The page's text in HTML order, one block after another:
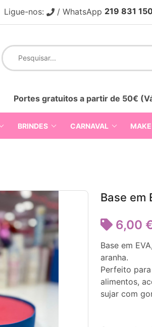
Ligue-nos: / WhatsApp 219 831
Portes gratuitos a partir de 50€
BRINDES CARNAVAL
Base em
6,00
Base em
aranha.
Perfeito
alimentos,
sujar com